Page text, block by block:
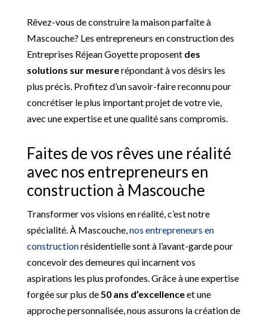
Rêvez-vous de construire la maison parfaite à
Mascouche? Les entrepreneurs en construction des
Entreprises Réjean Goyette proposentdes
solutions sur mesurerépondant à vos désirs les
plus précis. Profitez d’un savoir-faire reconnu pour
concrétiser le plus important projet de votre vie,
avec une expertise et une qualité sans compromis.
Faites de vos rêves une réalité
avec nos entrepreneurs en
construction à Mascouche
Transformer vos visions en réalité, c’est notre
spécialité. À Mascouche, nos entrepreneurs en
constructionrésidentielle sont à l’avant-garde pour
concevoir des demeures qui incarnent vos
aspirations les plus profondes. Grâce à une expertise
forgée sur plus de 50 ans d’excellenceet une
approche personnalisée, nous assurons la création de